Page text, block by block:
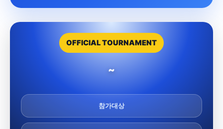
OFFICIAL TOURNAMENT
~
참가대상